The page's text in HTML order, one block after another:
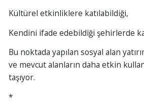
Kültürel etkinliklere katılabildiği,
Kendini ifade edebildiği şehirlerde
Bu noktada yapılan sosyal alan
ve mevcut alanların daha etkin
taşıyor.
*